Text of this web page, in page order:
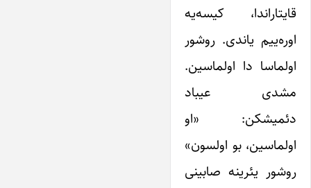
قایتاراندا، کیسه‌یه
اوره‌ییم یاندی. روشور
اولماسا دا اولماسین.
مشدی عیباد
دئمیشکن: «او
اولماسین، بو اولسون»
روشور یئرینه صابینی